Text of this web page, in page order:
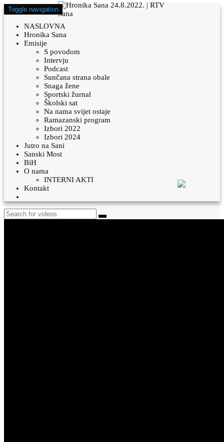
Toggle navigation
NASLOVNA
Hronika Sana
Emisije
S povodom
Intervju
Podcast
Sunčana strana obale
Snaga žene
Sportski žurnal
Školski sat
Na nama svijet ostaje
Ramazanski program
Izbori 2022
Izbori 2024
Jutro na Sani
Sanski Most
BiH
O nama
INTERNI AKTI
Kontakt